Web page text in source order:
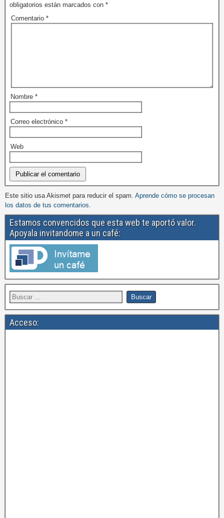
obligatorios están marcados con *
Comentario *
Nombre *
Correo electrónico *
Web
Este sitio usa Akismet para reducir el spam. Aprende cómo se procesan
los datos de tus comentarios.
Estamos convencidos que esta web te aportó valor.
Apoyala invitandome a un café:
Acceso: